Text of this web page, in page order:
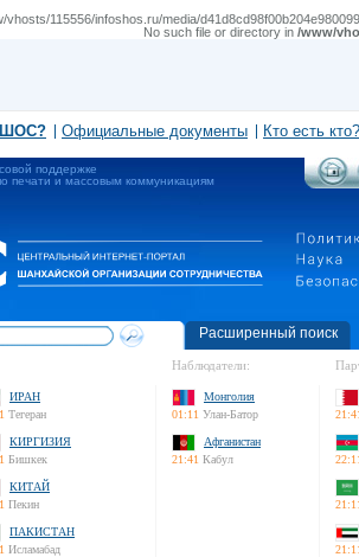
vhosts/115556/infoshos.ru/media/
No such file or directory in /www/
ШОС? Официальные документы Кто есть кто?
поддержке
печати и массовым коммуникациям
Расширенный поиск
ИРАН
Тегеран
КИРГИЗИЯ
Бишкек
КИТАЙ
Пекин
ПАКИСТАН
Исламабад
Наблюдатели:
Монголия
01:11 Улан-Батор
Афганистан
21:41 Кабул